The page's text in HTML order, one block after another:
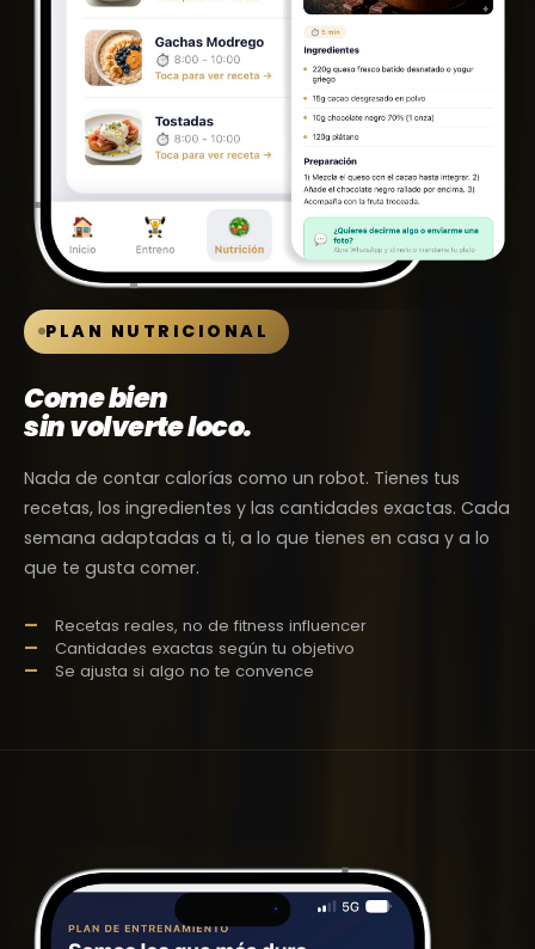
PLAN NUTRICIONAL
Come bien
sin volverte loco.
Nada de contar calorías como un robot. Tienes tus
recetas, los ingredientes y las cantidades exactas. Cada
semana adaptadas a ti, a lo que tienes en casa y a lo
que te gusta comer.
Recetas reales, no de fitness influencer
Cantidades exactas según tu objetivo
Se ajusta si algo no te convence